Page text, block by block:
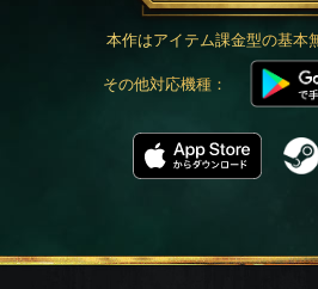
本作はアイテム課金型の基本
その他対応機種：